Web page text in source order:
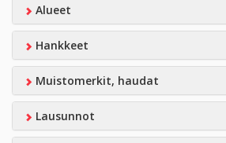
Alueet
Hankkeet
Muistomerkit, haudat
Lausunnot